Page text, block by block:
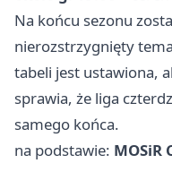
Na końcu sezonu
nierozstrzygnięty
tabeli jest ustawiona,
sprawia, że liga
samego końca.
na podstawie: MOSiR